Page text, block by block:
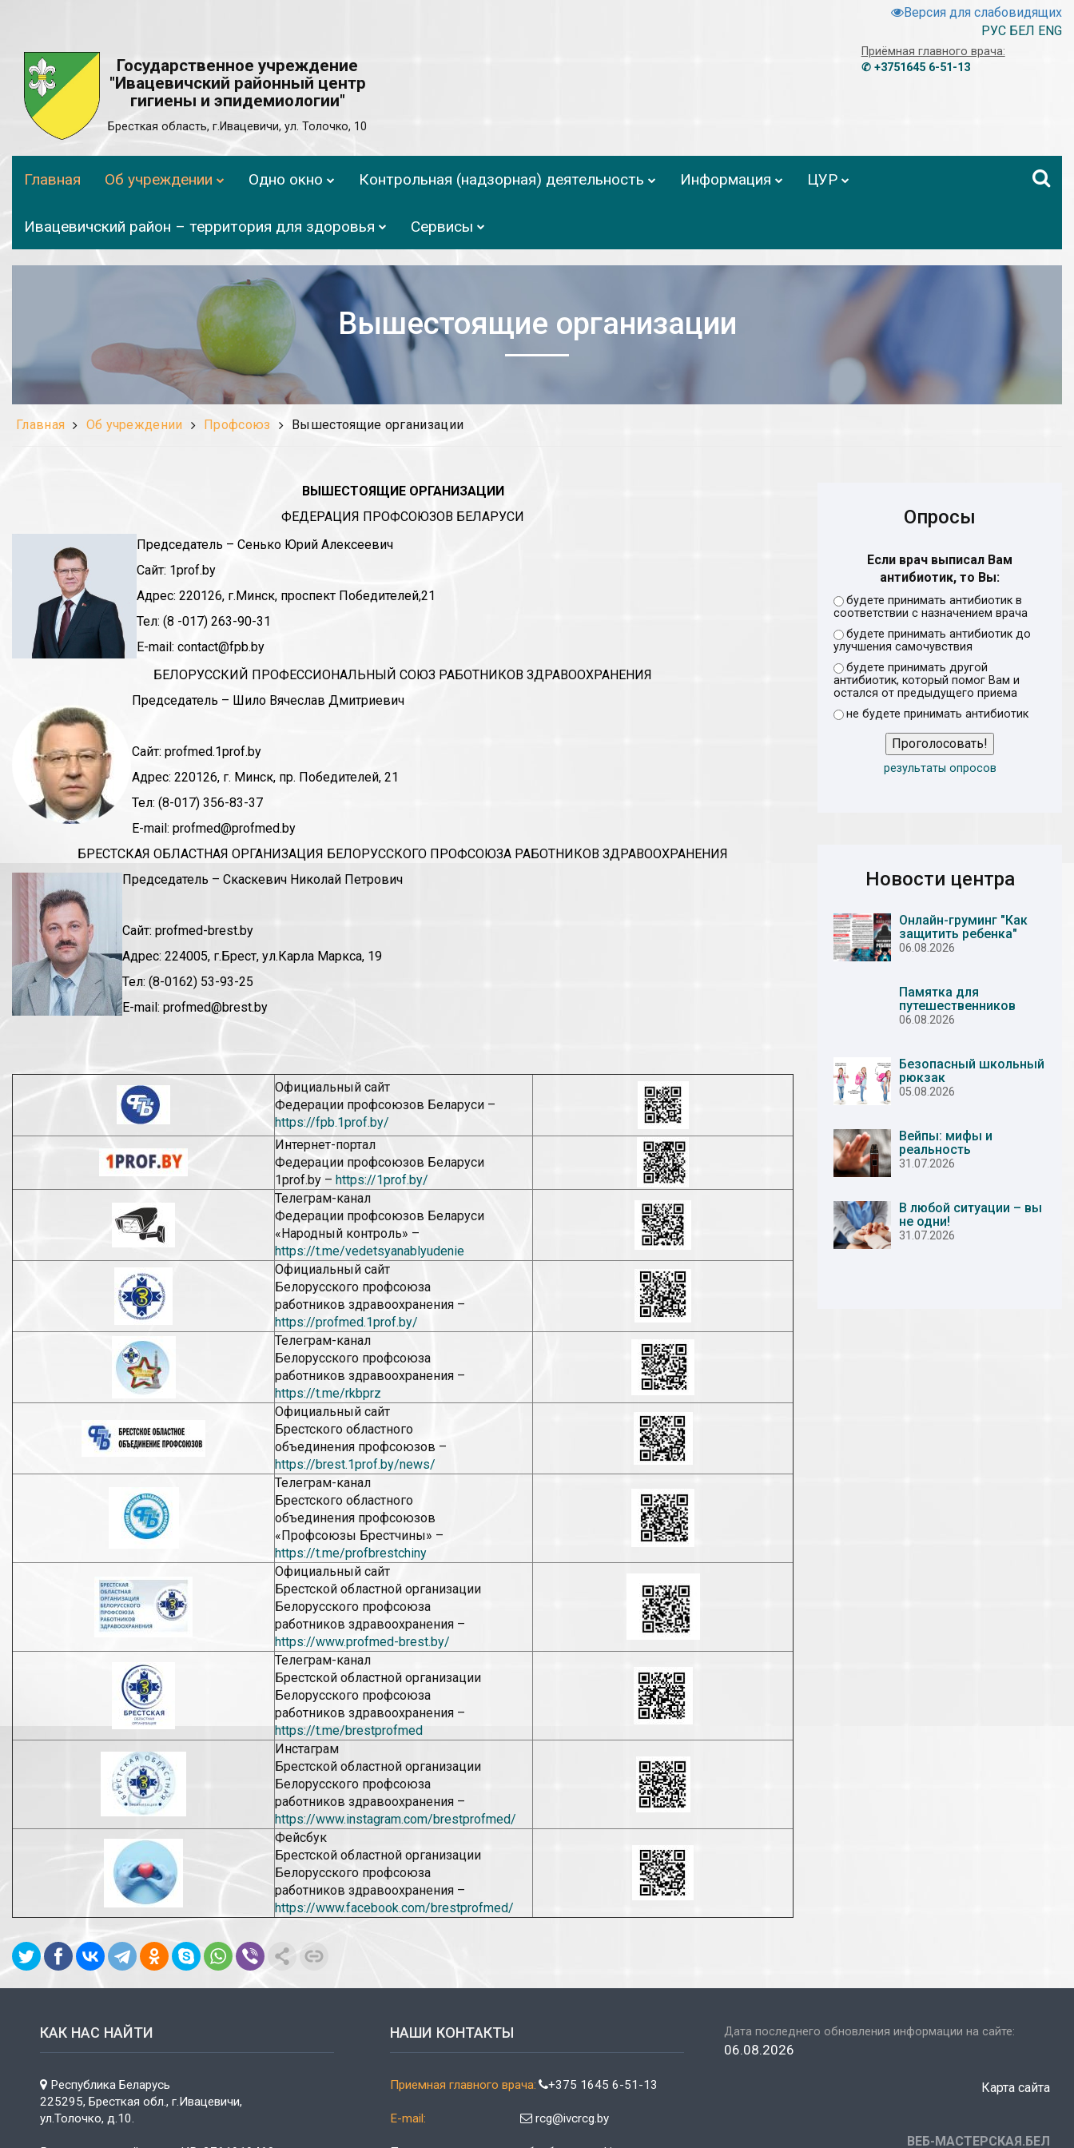
Версия для слабовидящих
РУС БЕЛ ENG
Государственное учреждение
"Ивацевичский районный центр
гигиены и эпидемиологии"
Бресткая область, г.Ивацевичи, ул. Толочко, 10
Приёмная главного врача:
✆ +3751645 6-51-13
Главная Об учреждении Одно окно Контрольная (надзорная) деятельность Информация ЦУР
Ивацевичский район – территория для здоровья Сервисы
Вышестоящие организации
Главная Об учреждении Профсоюз Вышестоящие организации
ВЫШЕСТОЯЩИЕ ОРГАНИЗАЦИИ
ФЕДЕРАЦИЯ ПРОФСОЮЗОВ БЕЛАРУСИ
Председатель – Сенько Юрий Алексеевич
Сайт: 1prof.by
Адрес: 220126, г.Минск, проспект Победителей,21
Тел: (8 -017) 263-90-31
E-mail: contact@fpb.by
БЕЛОРУССКИЙ ПРОФЕССИОНАЛЬНЫЙ СОЮЗ РАБОТНИКОВ ЗДРАВООХРАНЕНИЯ
Председатель – Шило Вячеслав Дмитриевич
Сайт: profmed.1prof.by
Адрес: 220126, г. Минск, пр. Победителей, 21
Тел: (8-017) 356-83-37
E-mail : profmed@profmed.by
БРЕСТСКАЯ ОБЛАСТНАЯ ОРГАНИЗАЦИЯ БЕЛОРУССКОГО ПРОФСОЮЗА РАБОТНИКОВ ЗДРАВООХРАНЕНИЯ
Председатель – Скаскевич Николай Петрович
Сайт: profmed-brest.by
Адрес: 224005, г.Брест, ул.Карла Маркса, 19
Тел: (8-0162) 53-93-25
E-mail: profmed@brest.by
Официальный сайт
Федерации профсоюзов Беларуси –
https://fpb.1prof.by/
Интернет-портал
Федерации профсоюзов Беларуси
1prof.by – https://1prof.by/
Телеграм-канал
Федерации профсоюзов Беларуси
«Народный контроль» –
https://t.me/vedetsyanablyudenie
Официальный сайт
Белорусского профсоюза
работников здравоохранения –
https://profmed.1prof.by/
Телеграм-канал
Белорусского профсоюза
работников здравоохранения –
https://t.me/rkbprz
Официальный сайт
Брестского областного
объединения профсоюзов –
https://brest.1prof.by/news/
Телеграм-канал
Брестского областного
объединения профсоюзов
«Профсоюзы Брестчины» –
https://t.me/profbrestchiny
Официальный сайт
Брестской областной организации
Белорусского профсоюза
работников здравоохранения –
https://www.profmed-brest.by/
Телеграм-канал
Брестской областной организации
Белорусского профсоюза
работников здравоохранения –
https://t.me/brestprofmed
Инстаграм
Брестской областной организации
Белорусского профсоюза
работников здравоохранения –
https://www.instagram.com/brestprofmed/
Фейсбук
Брестской областной организации
Белорусского профсоюза
работников здравоохранения –
https://www.facebook.com/brestprofmed/
Опросы
Если врач выписал Вам
антибиотик, то Вы:
будете принимать антибиотик в
соответствии с назначением врача
будете принимать антибиотик до
улучшения самочувствия
будете принимать другой
антибиотик, который помог Вам и
остался от предыдущего приема
не будете принимать антибиотик
Проголосовать!
результаты опросов
Новости центра
Онлайн-груминг "Как
защитить ребенка"
06.08.2026
Памятка для
путешественников
06.08.2026
Безопасный школьный
рюкзак
05.08.2026
Вейпы: мифы и
реальность
31.07.2026
В любой ситуации – вы
не одни!
31.07.2026
КАК НАС НАЙТИ
Республика Беларусь
225295, Бресткая обл., г.Ивацевичи,
ул.Толочко, д.10.
НАШИ КОНТАКТЫ
Приемная главного врача: +375 1645 6-51-13
E-mail: rcg@ivcrcg.by
Дата последнего обновления информации на сайте:
06.08.2026
Карта сайта
ВЕБ-МАСТЕРСКАЯ.БЕЛ